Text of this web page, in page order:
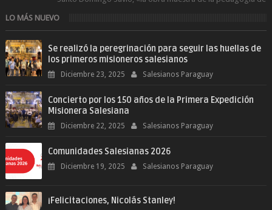
Don Bosco». San Giovann...
LO MÁS NUEVO
Se realizó la peregrinación para seguir las huellas de
los primeros misioneros salesianos
Diciembre 23, 2025 Salesianos Paraguay
Concierto por los 150 años de la Primera Expedición
Misionera Salesiana
Diciembre 22, 2025 Salesianos Paraguay
Comunidades Salesianas 2026
Diciembre 19, 2025 Salesianos Paraguay
¡Felicitaciones, Nicolás Stanley!